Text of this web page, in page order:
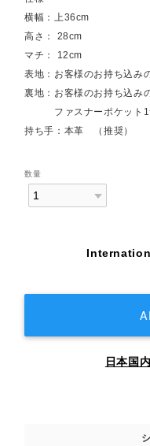
横幅：上36cm
高さ： 28cm
マチ： 12cm
表地：お客様のお持ち込
裏地：お客様のお持ち込み
ファスナーポケット1
持ち手：本革 （推奨）
数量
日本国